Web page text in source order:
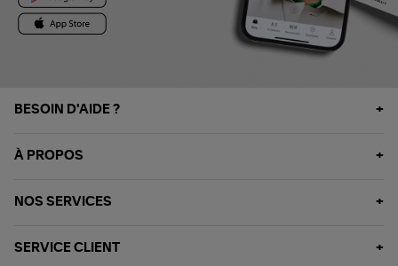
BESOIN D'AIDE ?
À PROPOS
NOS SERVICES
SERVICE CLIENT